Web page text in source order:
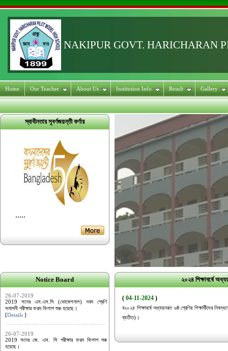
NAKIPUR GOVT. HARICHARAN
Home Our Teacher About Us Institution Info Result Gallery
স্বাধীনতার সূবর্ণজয়ন্তী কর্ণার
.....
Notice Board
26-07-2019
2019 সনের এস.এস.সি (ভোকেশনাল) নবম শ্রেণি
সমাপনী পরীক্ষার ফরম ফিলাপ শুরু হয়েছে।
[Details ]
26-07-2019
2019 সনের জে. এস. সি পরীক্ষার ফরম ফিলাপ শুরু
হয়েছে।
২০২৪ শিক্ষাবর্ষে
( 04-11-2024 )
ব২০২৪ শিক্ষাবর্ষে অধ্যয়নরত ৬ষ্ঠ শ্রেণির শিক্ষার্থীদের
ব্যতীত)।